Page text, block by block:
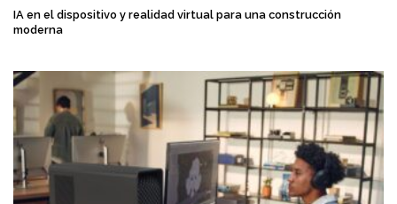
IA en el dispositivo y realidad virtual para una construcción
moderna